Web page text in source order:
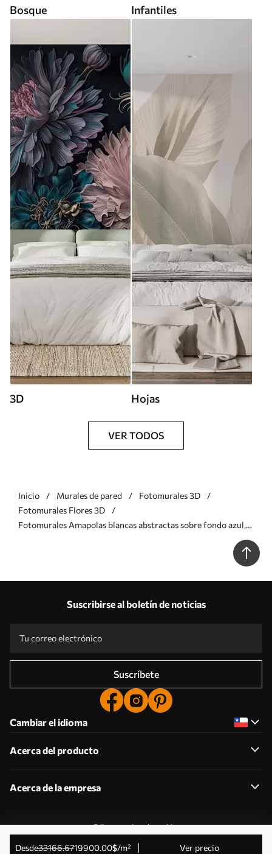
desde33166.6719900.00$/m² Ver precio
Bosque Infantiles
3D Hojas
VER TODOS
Inicio Murales de pared
Fotomurales 3D
Fotomurales Flores 3D
Fotomurales Amapolas blancas abstractas sobre fondo azul,
Suscribirse al boletín de noticias
Suscríbete
Cambiar el idioma
Acerca del producto
Acerca de la empresa
Editar permisos de cookies
© 2011-2026 Uwalls . Todos los derechos reservados.